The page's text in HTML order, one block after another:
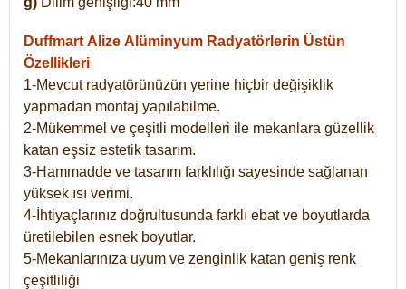
Duffmart Alize Alüminyum Radyatörlerin Üstün
Özellikleri
1-Mevcut radyatörünüzün yerine hiçbir değişiklik
yapmadan montaj yapılabilme.
2-Mükemmel ve çeşitli modelleri ile mekanlara güzellik
katan eşsiz estetik tasarım.
3-Hammadde ve tasarım farklılığı sayesinde sağlanan
yüksek ısı verimi.
4-İhtiyaçlarınız doğrultusunda farklı ebat ve boyutlarda
üretilebilen esnek boyutlar.
5-Mekanlarınıza uyum ve zenginlik katan geniş renk
çeşitliliği